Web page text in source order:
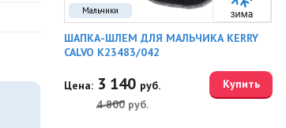
Мальчики
ШАПКА-ШЛЕМ ДЛЯ МАЛЬЧИКА KERRY
CALVO K23483/042
Цена: 3 140 руб.
4 800 руб.
Купить